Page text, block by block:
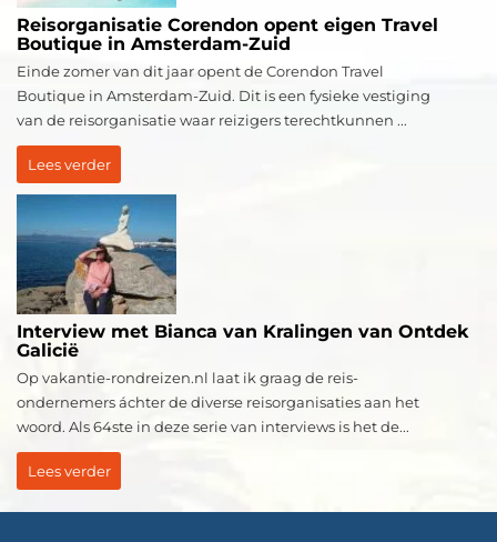
Reisorganisatie Corendon opent eigen Travel
Boutique in Amsterdam-Zuid
Einde zomer van dit jaar opent de Corendon Travel
Boutique in Amsterdam-Zuid. Dit is een fysieke vestiging
van de reisorganisatie waar reizigers terechtkunnen ...
Lees verder
Interview met Bianca van Kralingen van Ontdek
Galicië
Op vakantie-rondreizen.nl laat ik graag de reis-
ondernemers áchter de diverse reisorganisaties aan het
woord. Als 64ste in deze serie van interviews is het de...
Lees verder